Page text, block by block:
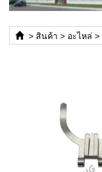
> สินค้า > อะไหล่ >